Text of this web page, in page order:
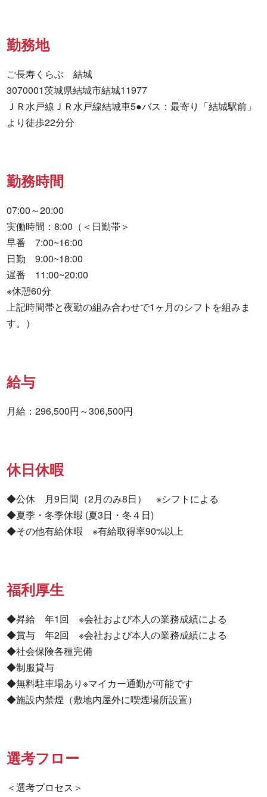
勤務地
ご長寿くらぶ　結城
3070001茨城県結城市結城11977
ＪＲ水戸線ＪＲ水戸線結城車5●バス：最寄り「結城駅前」
より徒歩22分分
勤務時間
07:00～20:00
実働時間：8:00（＜日勤帯＞
早番　7:00~16:00
日勤　9:00~18:00
遅番　11:00~20:00
※休憩60分
上記時間帯と夜勤の組み合わせで1ヶ月のシフトを組みま
す。）
給与
月給：296,500円～306,500円
休日休暇
◆公休　月9日間（2月のみ8日）　※シフトによる
◆夏季・冬季休暇 (夏3日・冬４日)
◆その他有給休暇　※有給取得率90%以上
福利厚生
◆昇給　年1回　※会社および本人の業務成績による
◆賞与　年2回　※会社および本人の業務成績による
◆社会保険各種完備
◆制服貸与
◆無料駐車場あり※マイカー通勤が可能です
◆施設内禁煙（敷地内屋外に喫煙場所設置）
選考フロー
＜選考プロセス＞